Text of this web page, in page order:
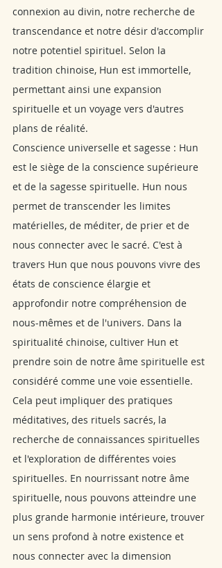
connexion au divin, notre recherche de
transcendance et notre désir d'accomplir
notre potentiel spirituel. Selon la
tradition chinoise, Hun est immortelle,
permettant ainsi une expansion
spirituelle et un voyage vers d'autres
plans de réalité.
Conscience universelle et sagesse : Hun
est le siège de la conscience supérieure
et de la sagesse spirituelle. Hun nous
permet de transcender les limites
matérielles, de méditer, de prier et de
nous connecter avec le sacré. C'est à
travers Hun que nous pouvons vivre des
états de conscience élargie et
approfondir notre compréhension de
nous-mêmes et de l'univers. Dans la
spiritualité chinoise, cultiver Hun et
prendre soin de notre âme spirituelle est
considéré comme une voie essentielle.
Cela peut impliquer des pratiques
méditatives, des rituels sacrés, la
recherche de connaissances spirituelles
et l'exploration de différentes voies
spirituelles. En nourrissant notre âme
spirituelle, nous pouvons atteindre une
plus grande harmonie intérieure, trouver
un sens profond à notre existence et
nous connecter avec la dimension